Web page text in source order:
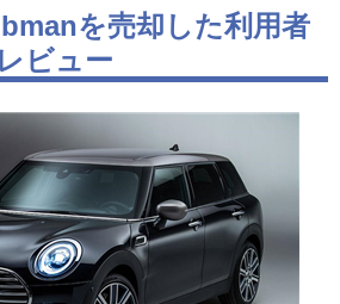
を売却した利用者
ビュー